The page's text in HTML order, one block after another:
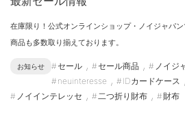
在庫限り！公式オンラインショップ・ノイジャパ
商品も多数取り揃えております。
お知らせ セール , セール商品 , ノイジ
neuinteresse , IDカードケース
ノイインテレッセ , 二つ折り財布 ,
財布